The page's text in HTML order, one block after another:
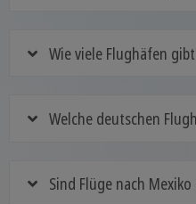
Wie viele Flughäfen
Welche deutschen
Sind Flüge nach